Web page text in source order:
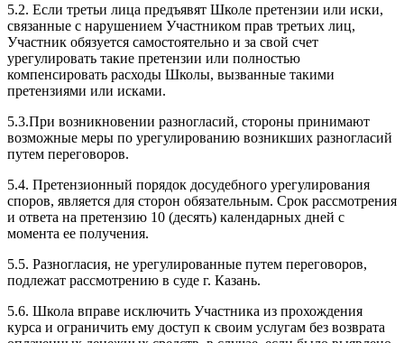
5.2. Если третьи лица предъявят Школе претензии или иски,
связанные с нарушением Участником прав третьих лиц,
Участник обязуется самостоятельно и за свой счет
урегулировать такие претензии или полностью
компенсировать расходы Школы, вызванные такими
претензиями или исками.
5.3.При возникновении разногласий, стороны принимают
возможные меры по урегулированию возникших разногласий
путем переговоров.
5.4. Претензионный порядок досудебного урегулирования
споров, является для сторон обязательным. Срок рассмотрения
и ответа на претензию 10 (десять) календарных дней с
момента ее получения.
5.5. Разногласия, не урегулированные путем переговоров,
подлежат рассмотрению в суде г. Казань.
5.6. Школа вправе исключить Участника из прохождения
курса и ограничить ему доступ к своим услугам без возврата